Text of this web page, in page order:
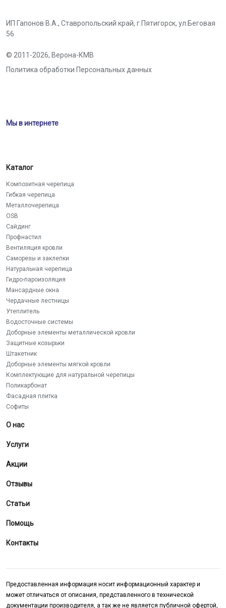
ИП Гапонов В.А., Ставропольский край, г.Пятигорск, ул.Беговая
56
© 2011-2026, Верона-КМВ
Политика обработки Персональных данных
Мы в интернете
Каталог
Композитная черепица
Гибкая черепица
Металлочерепица
OSB
Сайдинг
Профнастил
Вентиляция кровли
Саморезы и заклепки
Натуральная черепица
Гидро-пароизоляция
Мансардные окна
Чердачные лестницы
Утеплитель
Водосточные системы
Доборные элементы металлической кровли
Защитные козырьки
Штакетник
Доборные элементы мягкой кровли
Комплектующие для натуральной черепицы
Поликарбонат
Фасадная плитка
Софиты
О нас
Услуги
Акции
Отзывы
Статьи
Помощь
Контакты
Предоставленная информация носит информационный характер и
может отличаться от описания, представленного в технической
документации производителя, а так же не является публичной офертой,